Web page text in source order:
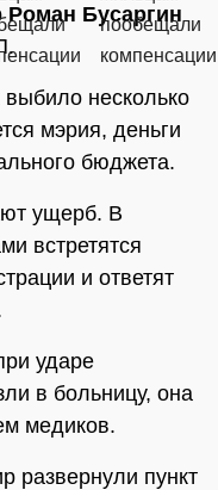
Роман Бусаргин
несколько
мэрия, деньги
бюджета.
ущерб. В
встретятся
и ответят
ударе
в больницу, она
медиков.
развернули пункт